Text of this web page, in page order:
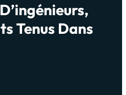
Tenus Dans